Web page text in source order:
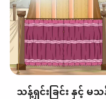
သန့်ရှင်းခြင်း နှင့် မ